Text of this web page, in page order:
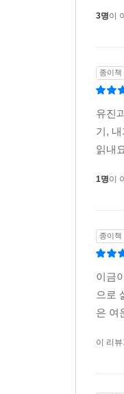
자아를
혼자 힘
적극적
발견한
“헌 실을
역사 속
일제강
상황에
속으로
느끼고
3명이
종이책
유진
기,
읽내
1명이
종이책
이금
으로
은 여
이 리